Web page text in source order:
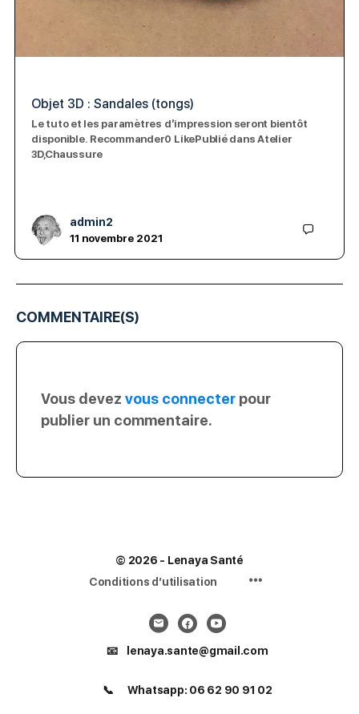
Objet 3D : Sandales (tongs)
Le tuto et les paramètres d’impression seront bientôt
disponible. Recommander0 LikePublié dans Atelier
3D,Chaussure
admin2
11 novembre 2021
COMMENTAIRE(S)
Vous devez vous connecter pour
publier un commentaire.
© 2026 - Lenaya Santé
Conditions d’utilisation
📧 lenaya.sante@gmail.com
📞 Whatsapp: 06 62 90 91 02